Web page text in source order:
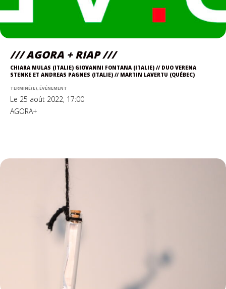
/// AGORA + RIAP ///
CHIARA MULAS (ITALIE) GIOVANNI FONTANA (ITALIE) // DUO VERENA
STENKE ET ANDREAS PAGNES (ITALIE) // MARTIN LAVERTU (QUÉBEC)
TERMINÉ(E), ÉVÉNEMENT
Le 25 août 2022, 17:00
AGORA+